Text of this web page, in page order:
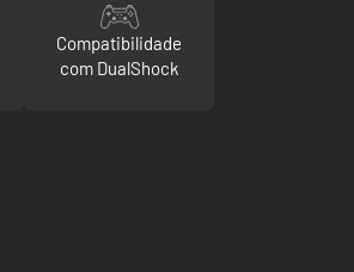
Compatibilidade
com DualShock